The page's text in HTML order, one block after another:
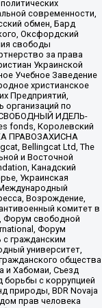
современности,
обмен, Бард
Оксфордский
свободы
за права
Украинской
Учебное Заведение
христианское
Предприятий,
организаций по
СВОБОДНЫЙ ИДЕЛЬ-
fonds, Королевский
ПРАВОЗАХИСНА
Bellingcat Ltd, The
и Восточной
Канадский
Украинская
Возрождение,
комитет в
Форум свободной
Форум
гражданским
университет,
общества
и Хабомаи, Съезд
борьбы с коррупцией
природы, BDR Novaja
прав человека